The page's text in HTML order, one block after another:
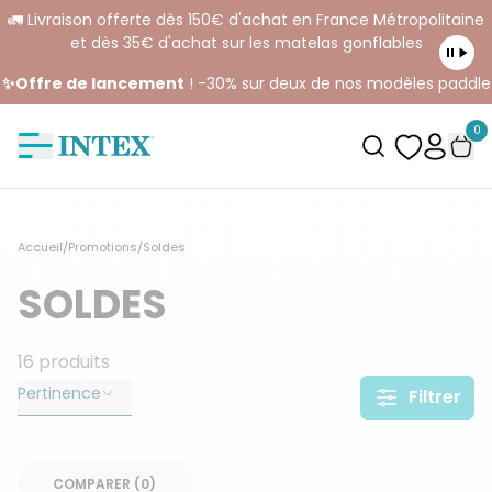
🚛 Livraison offerte dès 150€ d'achat en France Métropolitaine
et dès 35€ d'achat sur les matelas gonflables
✨Offre de lancement ! -30% sur deux de nos modèles paddle
0
Accueil/Promotions/Soldes
SOLDES
16 produits
Pertinence Filtrer
COMPARER (0